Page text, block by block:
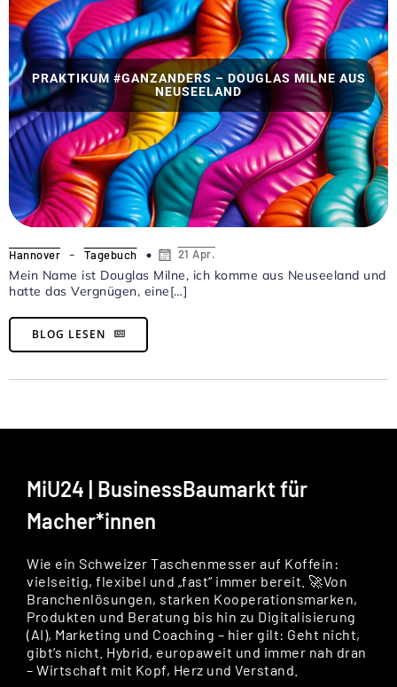
PRAKTIKUM #GANZANDERS – DOUGLAS MILNE AUS
NEUSEELAND
Hannover - Tagebuch 21 Apr.
Mein Name ist Douglas Milne, ich komme aus Neuseeland und
hatte das Vergnügen, eine[…]
BLOG LESEN
MiU24 | BusinessBaumarkt für
Macher*innen
Wie ein Schweizer Taschenmesser auf Koffein:
vielseitig, flexibel und „fast“ immer bereit. 🚀Von
Branchenlösungen, starken Kooperationsmarken,
Produkten und Beratung bis hin zu Digitalisierung
(AI), Marketing und Coaching – hier gilt: Geht nicht,
gibt’s nicht. Hybrid, europaweit und immer nah dran
– Wirtschaft mit Kopf, Herz und Verstand.